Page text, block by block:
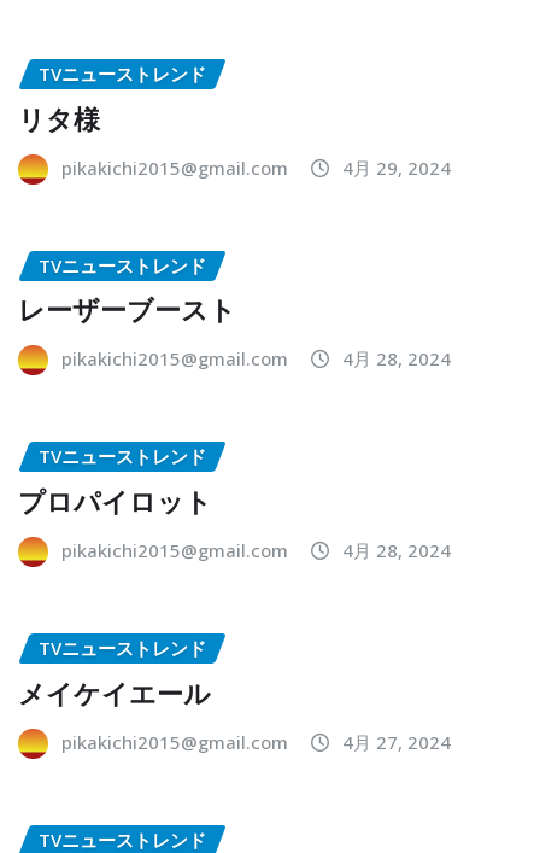
TVニューストレンド
リタ様
pikakichi2015@gmail.com 4月 29, 2024
TVニューストレンド
レーザーブースト
pikakichi2015@gmail.com 4月 28, 2024
TVニューストレンド
プロパイロット
pikakichi2015@gmail.com 4月 28, 2024
TVニューストレンド
メイケイエール
pikakichi2015@gmail.com 4月 27, 2024
TVニューストレンド